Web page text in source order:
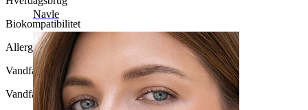
Navle
Biokompatibilitet
Allergivenlig
Vandfasthed
Vandfast